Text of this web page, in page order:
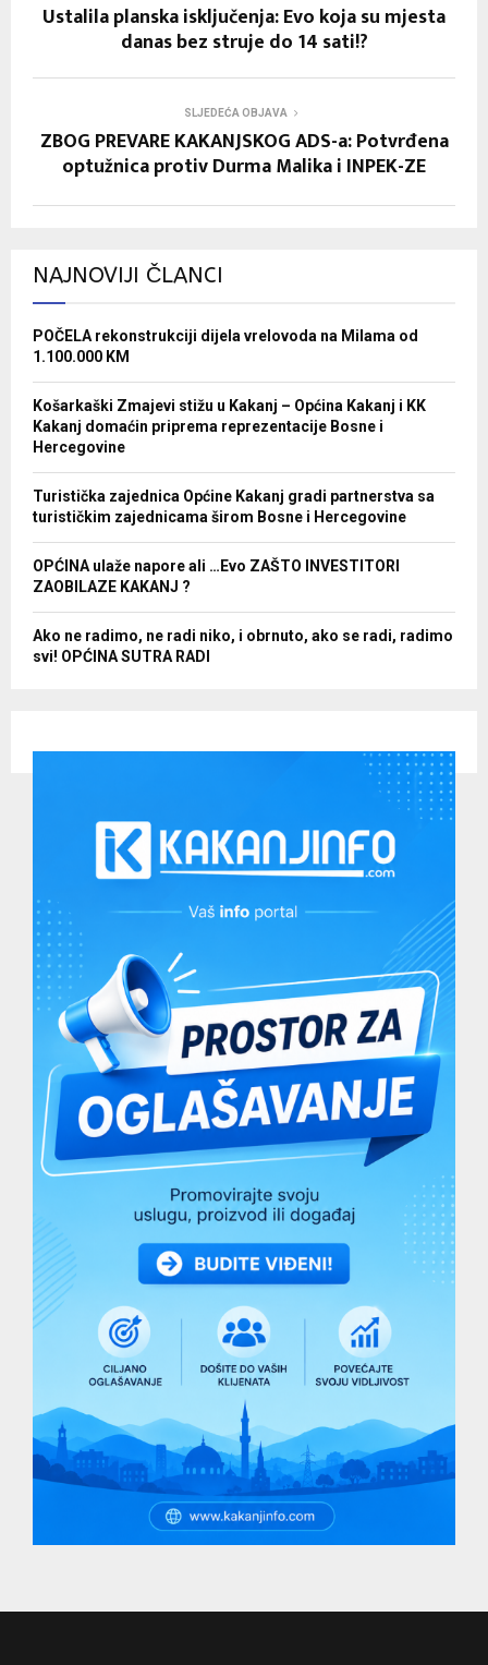
Ustalila planska isključenja: Evo koja su mjesta
danas bez struje do 14 sati!?
SLJEDEĆA OBJAVA
ZBOG PREVARE KAKANJSKOG ADS-a: Potvrđena
optužnica protiv Durma Malika i INPEK-ZE
NAJNOVIJI ČLANCI
POČELA rekonstrukciji dijela vrelovoda na Milama od
1.100.000 KM
Košarkaški Zmajevi stižu u Kakanj – Općina Kakanj i KK
Kakanj domaćin priprema reprezentacije Bosne i
Hercegovine
Turistička zajednica Općine Kakanj gradi partnerstva sa
turističkim zajednicama širom Bosne i Hercegovine
OPĆINA ulaže napore ali …Evo ZAŠTO INVESTITORI
ZAOBILAZE KAKANJ ?
Ako ne radimo, ne radi niko, i obrnuto, ako se radi, radimo
svi! OPĆINA SUTRA RADI